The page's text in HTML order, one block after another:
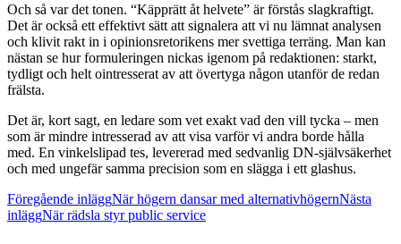
Och så var det tonen. “Käpprätt åt helvete” är förstås slagkraftigt.
Det är också ett effektivt sätt att signalera att vi nu lämnat analysen
och klivit rakt in i opinionsretorikens mer svettiga terräng. Man kan
nästan se hur formuleringen nickas igenom på redaktionen: starkt,
tydligt och helt ointresserat av att övertyga någon utanför de redan
frälsta.
Det är, kort sagt, en ledare som vet exakt vad den vill tycka – men
som är mindre intresserad av att visa varför vi andra borde hålla
med. En vinkelslipad tes, levererad med sedvanlig DN-självsäkerhet
och med ungefär samma precision som en slägga i ett glashus.
Inläggsnavigering
Föregående inläggNär högern dansar med alternativhögernNästa
inläggNär rädsla styr public service